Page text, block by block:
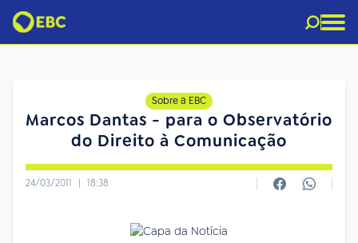
Sobre a EBC
Marcos Dantas - para o Observatório
do Direito à Comunicação
24/03/2011 | 18:38